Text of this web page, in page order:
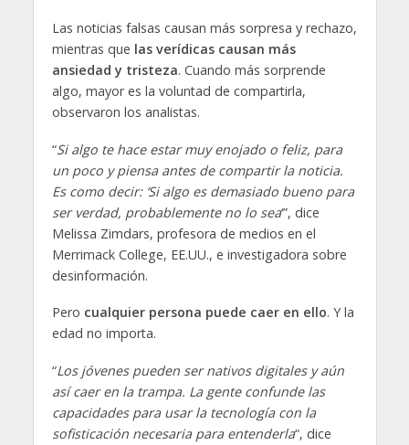
Las noticias falsas causan más sorpresa y rechazo,
mientras que las verídicas causan más
ansiedad y tristeza. Cuando más sorprende
algo, mayor es la voluntad de compartirla,
observaron los analistas.
“Si algo te hace estar muy enojado o feliz, para
un poco y piensa antes de compartir la noticia.
Es como decir: ‘Si algo es demasiado bueno para
ser verdad, probablemente no lo sea‘”, dice
Melissa Zimdars, profesora de medios en el
Merrimack College, EE.UU., e investigadora sobre
desinformación.
Pero cualquier persona puede caer en ello. Y la
edad no importa.
“Los jóvenes pueden ser nativos digitales y aún
así caer en la trampa. La gente confunde las
capacidades para usar la tecnología con la
sofisticación necesaria para entenderla“, dice